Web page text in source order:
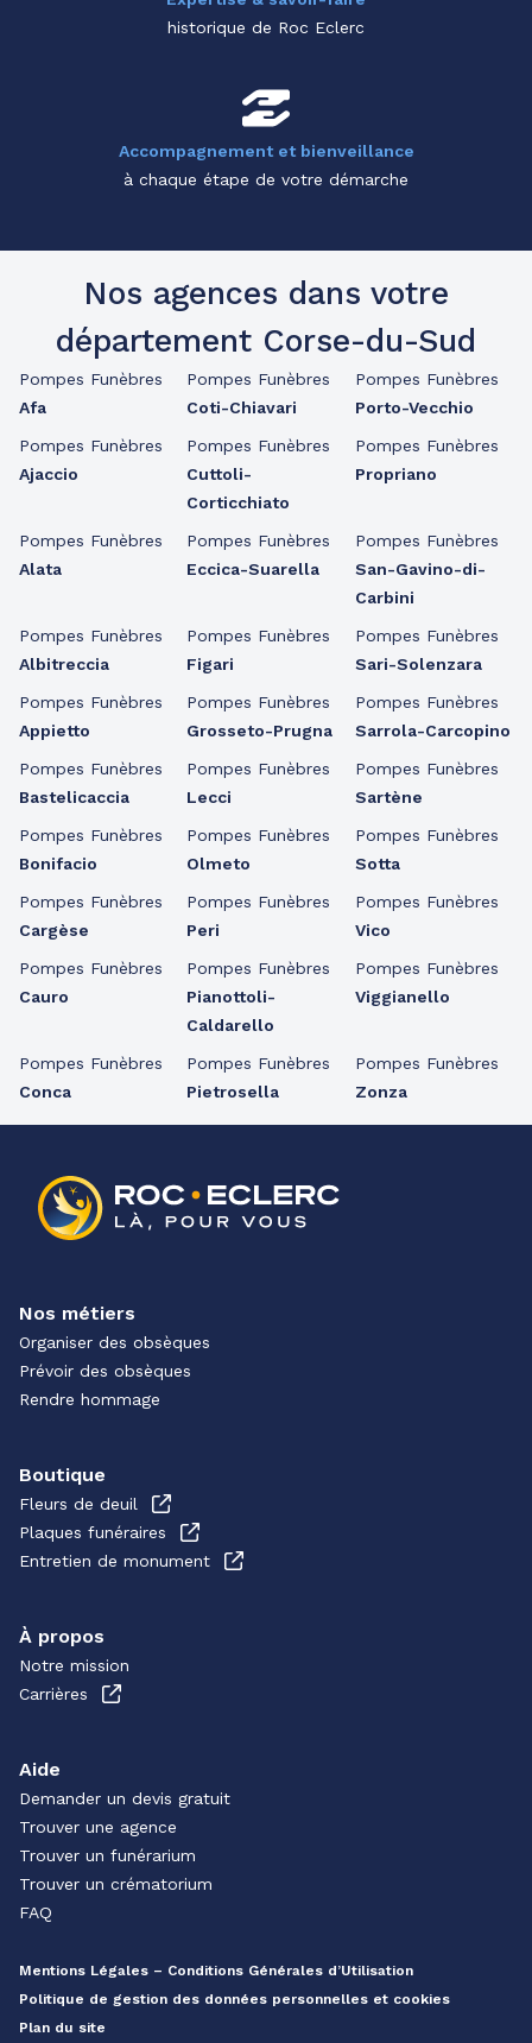
historique de Roc Eclerc
Accompagnement et bienveillance
à chaque étape de votre démarche
Nos agences dans votre
département Corse-du-Sud
Pompes Funèbres
Afa
Pompes Funèbres
Ajaccio
Pompes Funèbres
Alata
Pompes Funèbres
Albitreccia
Pompes Funèbres
Appietto
Pompes Funèbres
Bastelicaccia
Pompes Funèbres
Bonifacio
Pompes Funèbres
Cargèse
Pompes Funèbres
Cauro
Pompes Funèbres
Conca
Pompes Funèbres
Coti-Chiavari
Pompes Funèbres
Cuttoli-
Corticchiato
Pompes Funèbres
Eccica-Suarella
Pompes Funèbres
Figari
Pompes Funèbres
Grosseto-Prugna
Pompes Funèbres
Lecci
Pompes Funèbres
Olmeto
Pompes Funèbres
Peri
Pompes Funèbres
Pianottoli-
Caldarello
Pompes Funèbres
Pietrosella
Pompes Funèbres
Porto-Vecchio
Pompes Funèbres
Propriano
Pompes Funèbres
San-Gavino-di-
Carbini
Pompes Funèbres
Sari-Solenzara
Pompes Funèbres
Sarrola-Carcopino
Pompes Funèbres
Sartène
Pompes Funèbres
Sotta
Pompes Funèbres
Vico
Pompes Funèbres
Viggianello
Pompes Funèbres
Zonza
Nos métiers
Organiser des obsèques
Prévoir des obsèques
Rendre hommage
Boutique
Fleurs de deuil
Plaques funéraires
Entretien de monument
À propos
Notre mission
Carrières
Aide
Demander un devis gratuit
Trouver une agence
Trouver un funérarium
Trouver un crématorium
FAQ
Mentions Légales – Conditions Générales d’Utilisation
Politique de gestion des données personnelles et cookies
Plan du site